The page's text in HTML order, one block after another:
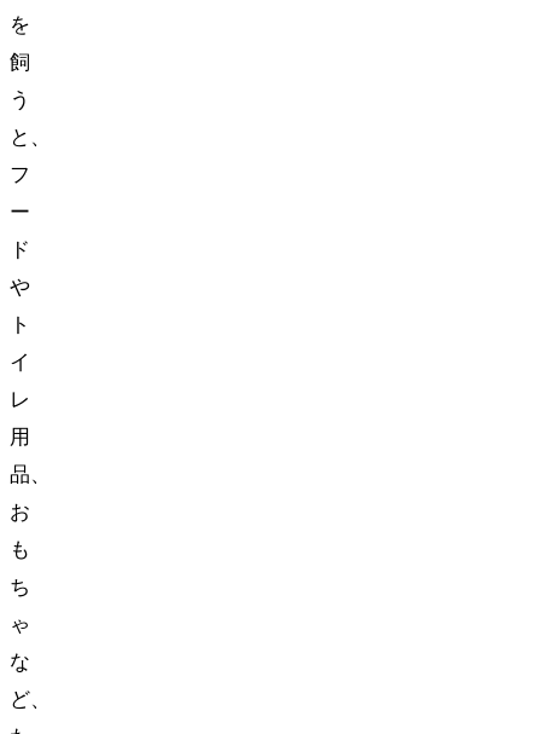
を
飼
う
と、
フ
ー
ド
や
ト
イ
レ
用
品、
お
も
ち
ゃ
な
ど、